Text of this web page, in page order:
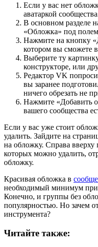
Если у вас нет
аватаркой
В основном разделе
«Обложка» под
Нажмите на кнопку
котором вы сможете
Выберите ту
конструкторе, или
Редактор VK
вы заранее
ничего обрезать не
Нажмите «Добавить
вашего сообщества
Если у вас уже стоит
удалить. Зайдите на
на обложку. Справа
которых можно удалить,
обложку.
Красивая обложка в
необходимый минимум
Конечно, и группы без
популярностью. Но зачем
инструмента?
Читайте также: